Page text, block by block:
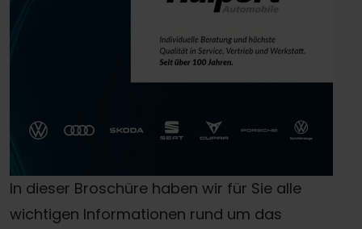
In dieser Broschüre haben wir für Sie alle
wichtigen Informationen rund um das